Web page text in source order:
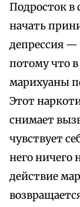
Подросток в
начать
депрессия —
потому что
марихуаны
Этот
снимает
чувствует
него ничего
действие